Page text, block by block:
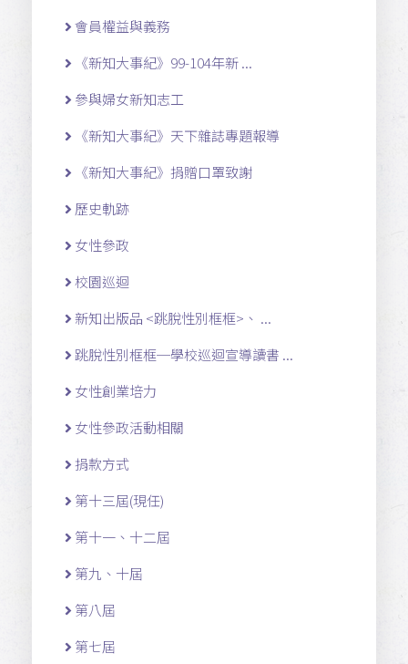
會員權益與義務
《新知大事紀》99-104年新 ...
參與婦女新知志工
《新知大事紀》天下雜誌專題報導
《新知大事紀》捐贈口罩致謝
歷史軌跡
女性參政
校園巡迴
新知出版品 <跳脫性別框框>、 ...
跳脫性別框框─學校巡迴宣導讀書 ...
女性創業培力
女性參政活動相關
捐款方式
第十三屆(現任)
第十一 、十二 屆
第九、十屆
第八屆
第七屆